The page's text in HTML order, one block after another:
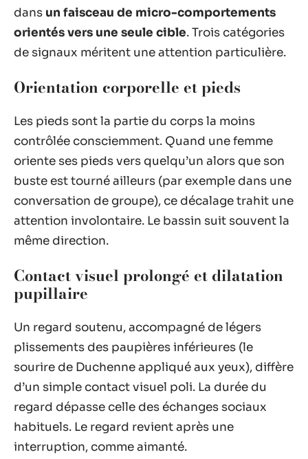
dans un faisceau de micro-comportements
orientés vers une seule cible. Trois catégories
de signaux méritent une attention particulière.
Orientation corporelle et pieds
Les pieds sont la partie du corps la moins
contrôlée consciemment. Quand une femme
oriente ses pieds vers quelqu’un alors que son
buste est tourné ailleurs (par exemple dans une
conversation de groupe), ce décalage trahit une
attention involontaire. Le bassin suit souvent la
même direction.
Contact visuel prolongé et dilatation
pupillaire
Un regard soutenu, accompagné de légers
plissements des paupières inférieures (le
sourire de Duchenne appliqué aux yeux), diffère
d’un simple contact visuel poli. La durée du
regard dépasse celle des échanges sociaux
habituels. Le regard revient après une
interruption, comme aimanté.